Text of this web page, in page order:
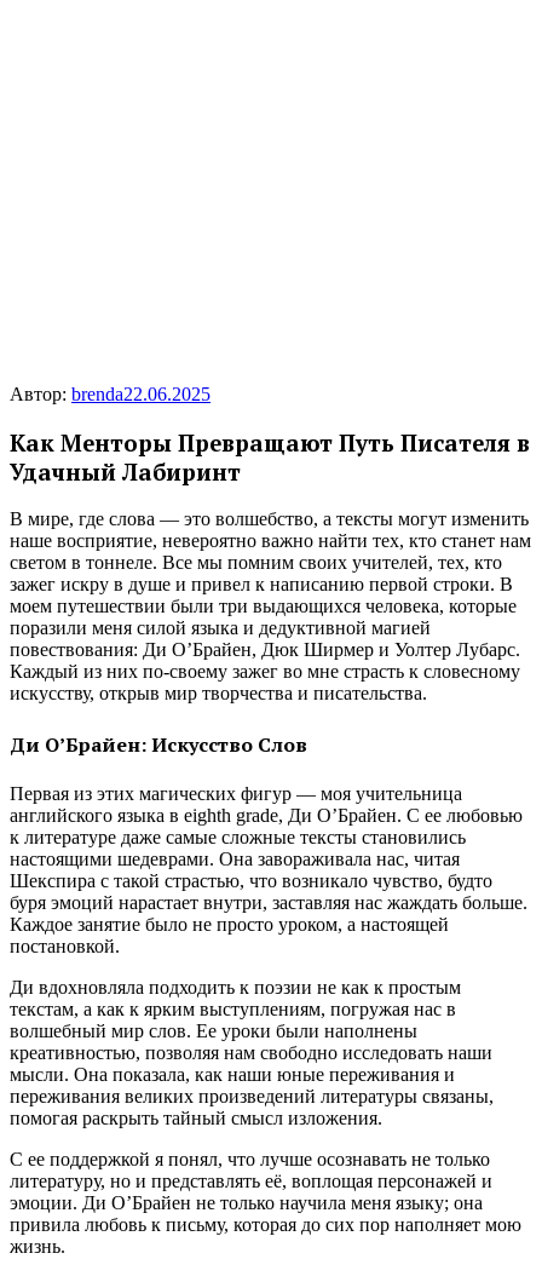
Автор: brenda22.06.2025
Как Менторы Превращают Путь Писателя в
Удачный Лабиринт
В мире, где слова — это волшебство, а тексты могут изменить
наше восприятие, невероятно важно найти тех, кто станет нам
светом в тоннеле. Все мы помним своих учителей, тех, кто
зажег искру в душе и привел к написанию первой строки. В
моем путешествии были три выдающихся человека, которые
поразили меня силой языка и дедуктивной магией
повествования: Ди О’Брайен, Дюк Ширмер и Уолтер Лубарс.
Каждый из них по-своему зажег во мне страсть к словесному
искусству, открыв мир творчества и писательства.
Ди О’Брайен: Искусство Слов
Первая из этих магических фигур — моя учительница
английского языка в eighth grade, Ди О’Брайен. С ее любовью
к литературе даже самые сложные тексты становились
настоящими шедеврами. Она завораживала нас, читая
Шекспира с такой страстью, что возникало чувство, будто
буря эмоций нарастает внутри, заставляя нас жаждать больше.
Каждое занятие было не просто уроком, а настоящей
постановкой.
Ди вдохновляла подходить к поэзии не как к простым
текстам, а как к ярким выступлениям, погружая нас в
волшебный мир слов. Ее уроки были наполнены
креативностью, позволяя нам свободно исследовать наши
мысли. Она показала, как наши юные переживания и
переживания великих произведений литературы связаны,
помогая раскрыть тайный смысл изложения.
С ее поддержкой я понял, что лучше осознавать не только
литературу, но и представлять её, воплощая персонажей и
эмоции. Ди О’Брайен не только научила меня языку; она
привила любовь к письму, которая до сих пор наполняет мою
жизнь.